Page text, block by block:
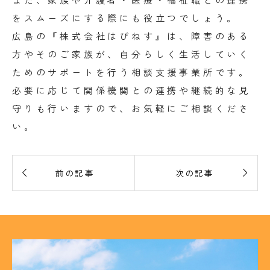
をスムーズにする際にも役立つでしょう。
広島の『株式会社はぴねす』は、障害のある
方やそのご家族が、自分らしく生活していく
ためのサポートを行う相談支援事業所です。
必要に応じて関係機関との連携や継続的な見
守りも行いますので、お気軽にご相談くださ
い。
 前の記事 次の記事 